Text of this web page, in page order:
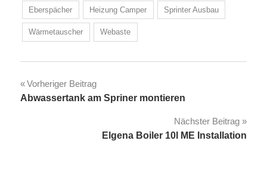
Eberspächer Heizung Camper Sprinter Ausbau
Wärmetauscher Webaste
Beitragsnavigation
Vorheriger Beitrag
Abwassertank am Spriner montieren
Nächster Beitrag
Elgena Boiler 10l ME Installation